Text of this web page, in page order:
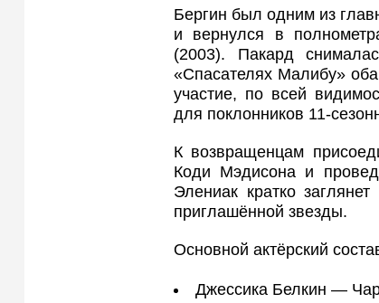
Бергин был одним из
и вернулся в
(2003). Пакард
«Спасателях Малибу»
участие, по всей
для поклонников
К возвращенцам
Коди Мэдисона и
Элениак кратко
приглашённой звезды.
Основной актёрский
Джессика Белкин —